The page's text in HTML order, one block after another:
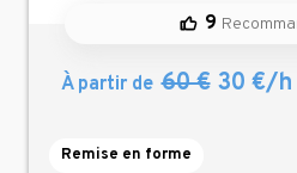
9
À partir de 60 €30 €/h
Remise en forme